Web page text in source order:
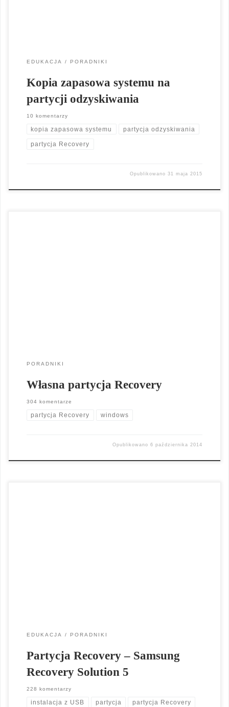
EDUKACJA PORADNIKI
Kopia zapasowa systemu na
partycji odzyskiwania
10 komentarzy
kopia zapasowa systemu partycja odzyskiwania
partycja Recovery
Opublikowano31 maja 2015
PORADNIKI
Własna partycja Recovery
304 komentarze
partycja Recovery windows
Opublikowano6 października 2014
EDUKACJA PORADNIKI
Partycja Recovery – Samsung
Recovery Solution 5
228 komentarzy
instalacja z USB partycja partycja Recovery